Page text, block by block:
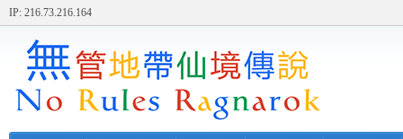
IP: 216.73.216.164